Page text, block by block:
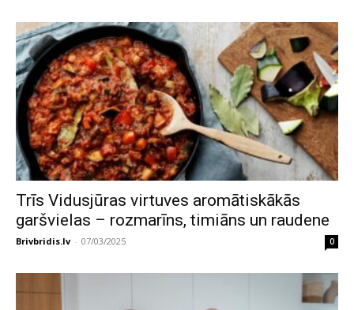
Trīs Vidusjūras virtuves aromātiskākās
garšvielas – rozmarīns, timiāns un raudene
Brivbridis.lv - 07/03/2025 0